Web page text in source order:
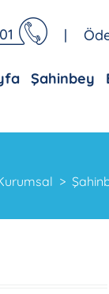
|
Şahinbey